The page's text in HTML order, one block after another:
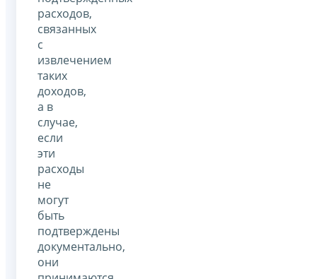
расходов,
связанных
с
извлечением
таких
доходов,
а в
случае,
если
эти
расходы
не
могут
быть
подтверждены
документально,
они